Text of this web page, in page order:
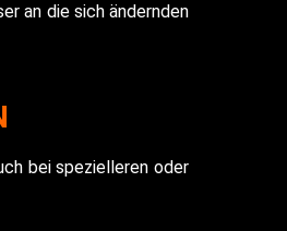
an die sich ändernden
bei spezielleren oder